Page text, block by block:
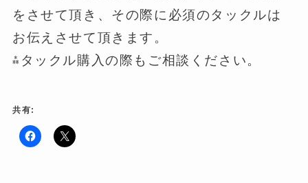
をさせて頂き、その際に必須のタックルは
お伝えさせて頂きます。
⁂タックル購入の際もご相談ください。
共有:
F ク